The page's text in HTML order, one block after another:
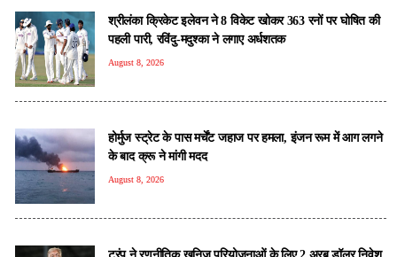
श्रीलंका क्रिकेट इलेवन ने 8 विकेट खोकर 363 रनों पर घोषित की
पहली पारी, रविंदु-मदुश्का ने लगाए अर्धशतक
August 8, 2026
होर्मुज स्ट्रेट के पास मर्चेंट जहाज पर हमला, इंजन रूम में आग लगने
के बाद क्रू ने मांगी मदद
August 8, 2026